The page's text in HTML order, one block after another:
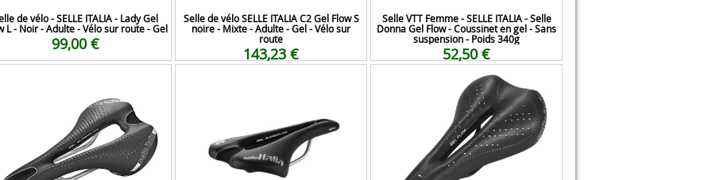
de vélo - SELLE ITALIA - Lady Gel
L - Noir - Adulte - Vélo sur route - Gel
99,00 €
Selle de vélo SELLE ITALIA C2 Gel Flow S
noire - Mixte - Adulte - Gel - Vélo sur
route
143,23 €
Selle VTT Femme - SELLE ITALIA - Selle
Donna Gel Flow - Coussinet en gel - Sans
suspension - Poids 340g
52,50 €